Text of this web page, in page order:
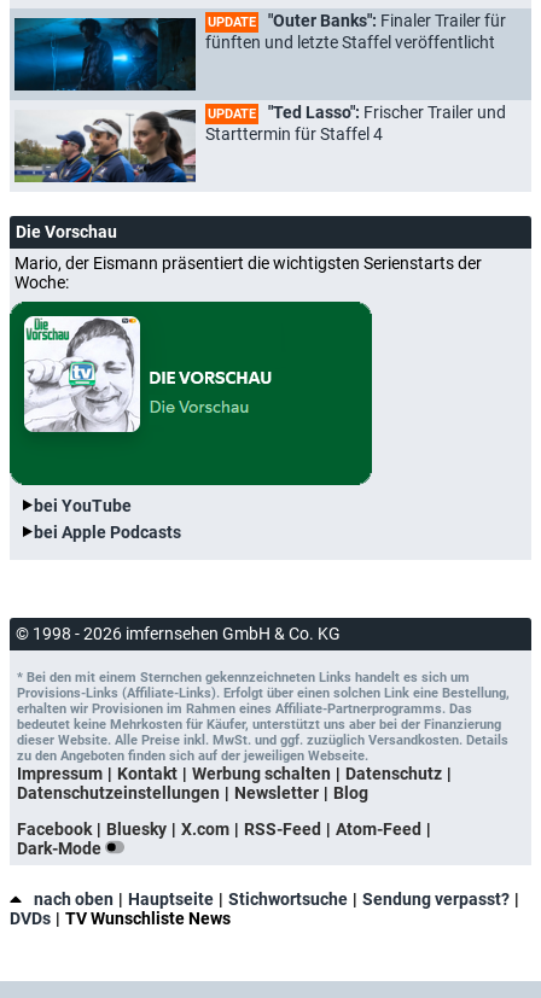
UPDATE "Outer Banks": Finaler Trailer für
fünften und letzte Staffel veröffentlicht
UPDATE "Ted Lasso": Frischer Trailer und
Starttermin für Staffel 4
Die Vorschau
Mario, der Eismann präsentiert die wichtigsten Serienstarts der
Woche:
bei YouTube
bei Apple Podcasts
© 1998 - 2026 imfernsehen GmbH & Co. KG
* Bei den mit einem Sternchen gekennzeichneten Links handelt es sich um
Provisions-Links (Affiliate-Links). Erfolgt über einen solchen Link eine Bestellung,
erhalten wir Provisionen im Rahmen eines Affiliate-Partnerprogramms. Das
bedeutet keine Mehrkosten für Käufer, unterstützt uns aber bei der Finanzierung
dieser Website. Alle Preise inkl. MwSt. und ggf. zuzüglich Versandkosten. Details
zu den Angeboten finden sich auf der jeweiligen Webseite.
Impressum Kontakt Werbung schalten
Datenschutz
Datenschutzeinstellungen
Newsletter
Blog
Facebook
Bluesky X.com RSS-Feed
Atom-Feed
Dark-Mode
nach oben Hauptseite Stichwortsuche
Sendung verpasst?
DVDs
TV Wunschliste News